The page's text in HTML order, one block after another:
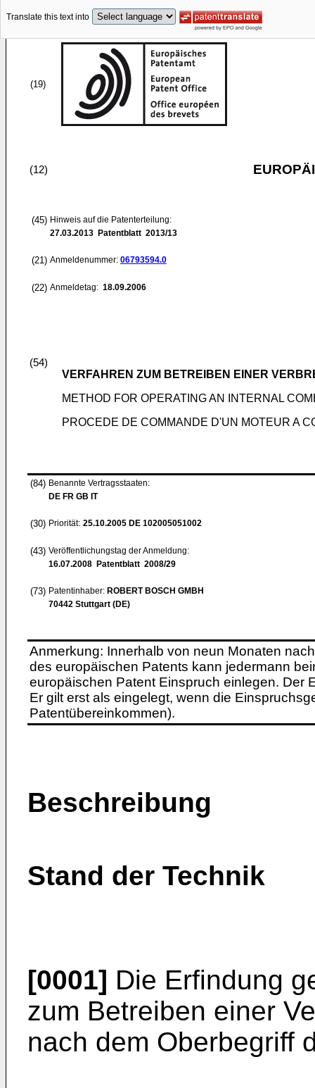
Translate this text into
(19)
(12)
(45) Hinweis auf die Patenterteilung:
27.03.2013 Patentblatt 2013/13
(21) Anmeldenummer: 06793594.0
(22) Anmeldetag: 18.09.2006
(54)
VERFAHREN ZUM BETREIBEN EINER
METHOD FOR OPERATING AN INTERNAL
PROCEDE DE COMMANDE D'UN MOTEUR A
(84) Benannte Vertragsstaaten:
DE FR GB IT
(30) Priorität: 25.10.2005 DE 102005051002
(43) Veröffentlichungstag der Anmeldung:
16.07.2008 Patentblatt 2008/29
(73) Patentinhaber: ROBERT BOSCH GMBH
70442 Stuttgart (DE)
Anmerkung: Innerhalb von neun Monaten
des europäischen Patents kann jedermann
europäischen Patent Einspruch einlegen. Der
Er gilt erst als eingelegt, wenn die
Patentübereinkommen).
Beschreibung
Stand der Technik
[0001] Die Erfindung
zum Betreiben einer
nach dem Oberbegriff